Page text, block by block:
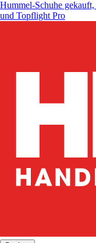
Hummel-Schuhe gekauft,
und Topflight Pro